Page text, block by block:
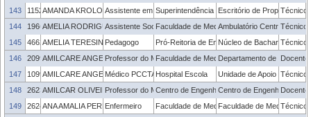
143
1152063AMANDA KROLOW NORENBERG
Assistente em AdministraçãoSuperintendência de Inovação e
Escritório de Propriedade
Técnico
144
1966635AMELIA RODRIGUES NONTICURI
Assistente SocialFaculdade de MedicinaAmbulatório Central daTécnico
145
4662274AMELIA TERESINHA BRUM DA CUNHA
Pedagogo Pró-Reitoria de EnsinoNúcleo de Bacharelados e
Técnico
146
2099616AMILCARE ANGELO VECCHIProfessor do Magistério Superior
Faculdade de MedicinaDepartamento de Medicina
Docente
147
1099616AMILCARE ANGELO VECCHI
Médico PCCTAEHospital Escola Unidade de Apoio aoTécnico
148
2623949AMILCAR OLIVEIRA BARUMProfessor do Magistério Superior
Centro de EngenhariasCentro de Engenharias
Docente
149
2624065ANA AMALIA PEREIRA TORRES
Enfermeiro Faculdade de MedicinaFaculdade de Medicina
Técnico